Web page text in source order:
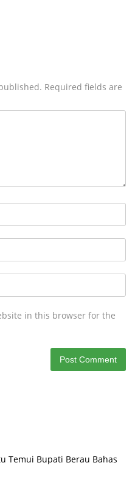
Required fields are
in this browser for the
Temui Bupati Berau Bahas